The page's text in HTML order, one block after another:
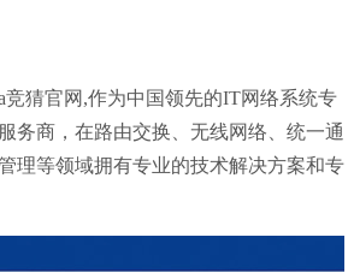
竞猜官网,作为中国领先的IT网络系统专
务商，在路由交换、无线网络、统一通
理等领域拥有专业的技术解决方案和专